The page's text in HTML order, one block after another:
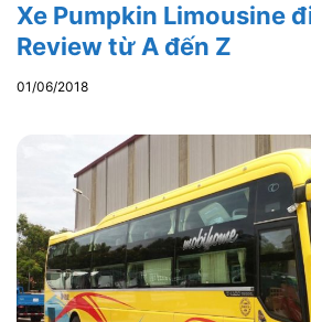
Xe Pumpkin Limousine
Review từ A đến Z
01/06/2018